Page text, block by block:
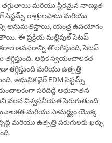
తగ్గుతాయి మరియు స్థిరమైన నాణ్యత
సిస్టమ్స్ రాత్రులపాటు మరియు
అనుమతిస్తాయి, యంత్ర ఉపయోగం
ఈ ప్రక్రియ మల్టిపుల్ సెటప్
అవసరాన్ని తొలగిస్తుంది, సెటప్
అధిక స్వయంచాలకత
మరియు ఉత్పత్తి
ఆధునిక వైర్ EDM సిస్టమ్స్
సరిదిద్దే అధునాతన
వలన విశ్వసనీయత పెరుగుతుంది
మరియు సామర్థ్యం యొక్క
మరియు ఉత్పత్తి పరుగులకు ఖర్చు